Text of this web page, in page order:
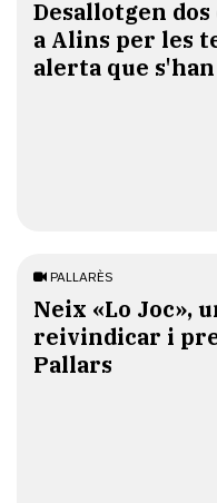
​Desallotgen
a Alins per les
alerta que
PALLARÈS
​Neix «Lo Joc»,
reivindicar i
Pallars